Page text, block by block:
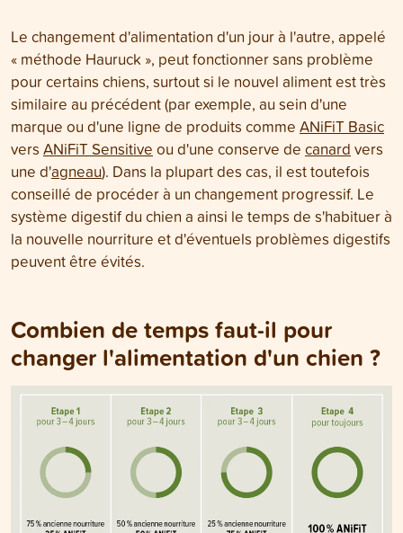
Le changement d'alimentation d'un jour à l'autre, appelé
« méthode Hauruck », peut fonctionner sans problème
pour certains chiens, surtout si le nouvel aliment est très
similaire au précédent (par exemple, au sein d'une
marque ou d'une ligne de produits comme ANiFiT Basic
vers ANiFiT Sensitive ou d'une conserve de canard vers
une d'agneau). Dans la plupart des cas, il est toutefois
conseillé de procéder à un changement progressif. Le
système digestif du chien a ainsi le temps de s'habituer à
la nouvelle nourriture et d'éventuels problèmes digestifs
peuvent être évités.
Combien de temps faut-il pour
changer l'alimentation d'un chien ?